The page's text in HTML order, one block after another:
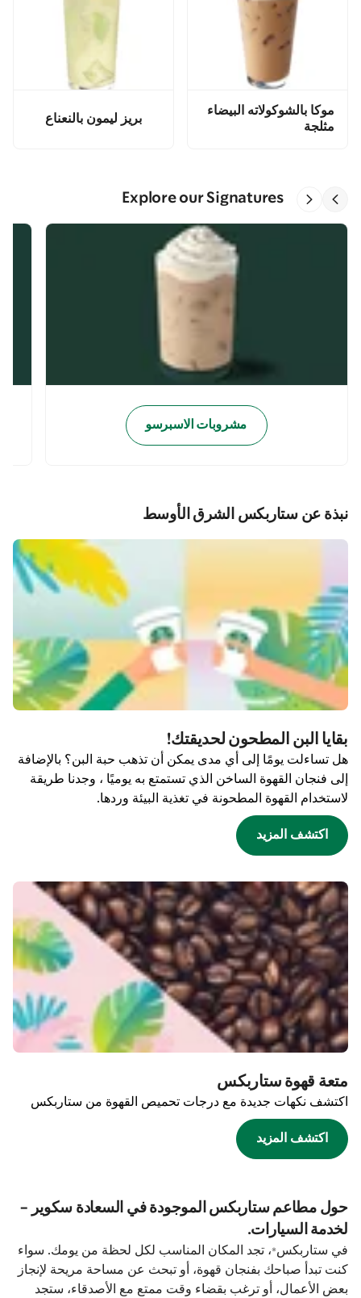
موكا بالشوكولاته البيضاء
مثلجة
بريز ليمون بالنعناع
Explore our Signatures
مشروبات الاسبرسو
نبذة عن ستاربكس الشرق الأوسط
بقايا البن المطحون لحديقتك!
هل تساءلت يومًا إلى أي مدى يمكن أن تذهب حبة البن؟ بالإضافة
إلى فنجان القهوة الساخن الذي تستمتع به يوميًا ، وجدنا طريقة
لاستخدام القهوة المطحونة في تغذية البيئة وردها.
اكتشف المزيد
متعة قهوة ستاربكس
اكتشف نكهات جديدة مع درجات تحميص القهوة من ستاربكس
اكتشف المزيد
حول مطاعم ستاربكس الموجودة في السعادة سكوير -
لخدمة السيارات.
في ستاربكس®، تجد المكان المناسب لكل لحظة من يومك. سواء
كنت تبدأ صباحك بفنجان قهوة، أو تبحث عن مساحة مريحة لإنجاز
بعض الأعمال، أو ترغب بقضاء وقت ممتع مع الأصدقاء، ستجد